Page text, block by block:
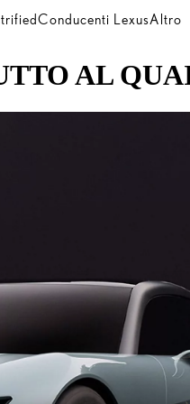
Conducenti LexusAltro
AL